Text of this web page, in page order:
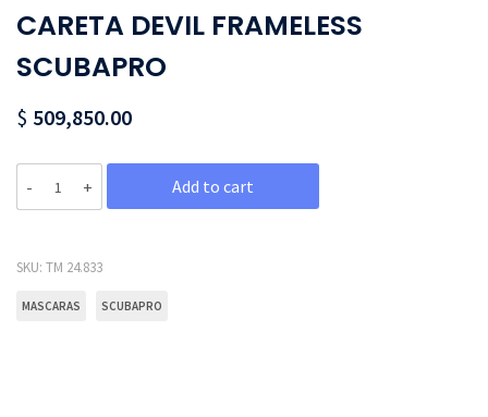
CARETA DEVIL FRAMELESS
SCUBAPRO
$ 509,850.00
Add to cart
SKU: TM 24.833
MASCARAS SCUBAPRO